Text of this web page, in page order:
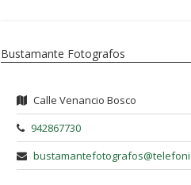
Bustamante Fotografos
Calle Venancio Bosco
942867730